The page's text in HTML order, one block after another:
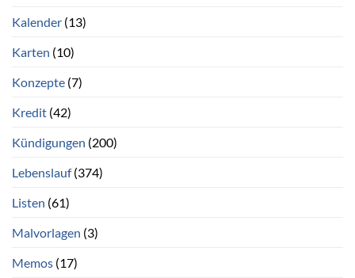
Kalender (13)
Karten (10)
Konzepte (7)
Kredit (42)
Kündigungen (200)
Lebenslauf(374)
Listen (61)
Malvorlagen (3)
Memos (17)